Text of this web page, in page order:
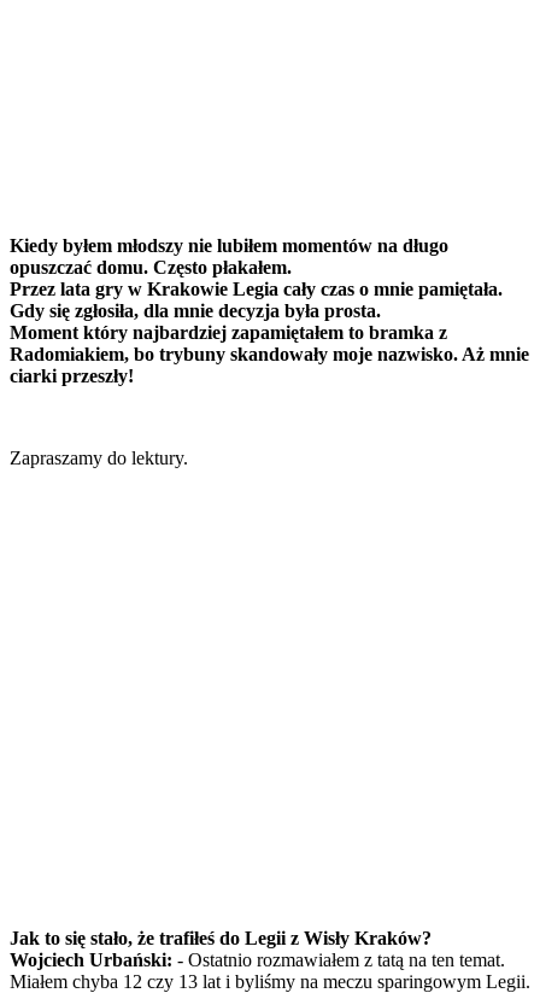
Kiedy byłem młodszy nie lubiłem momentów na długo
opuszczać domu. Często płakałem.
Przez lata gry w Krakowie Legia cały czas o mnie pamiętała.
Gdy się zgłosiła, dla mnie decyzja była prosta.
Moment który najbardziej zapamiętałem to bramka z
Radomiakiem, bo trybuny skandowały moje nazwisko. Aż mnie
ciarki przeszły!
Zapraszamy do lektury.
Jak to się stało, że trafiłeś do Legii z Wisły Kraków?
Wojciech Urbański: - Ostatnio rozmawiałem z tatą na ten temat.
Miałem chyba 12 czy 13 lat i byliśmy na meczu sparingowym Legii.